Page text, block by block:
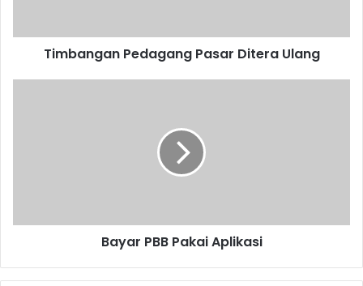
Timbangan Pedagang Pasar Ditera Ulang
Bayar PBB Pakai Aplikasi